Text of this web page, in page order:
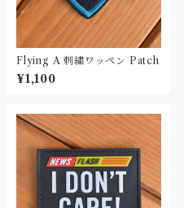
Flying A 刺繍ワッペン Patch
¥1,100